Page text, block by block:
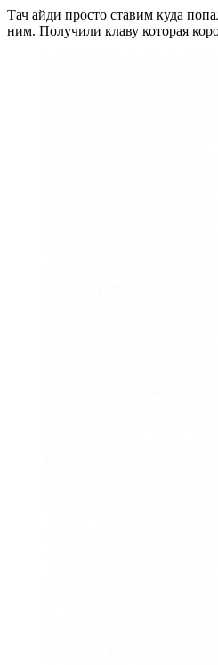
Тач айди просто ставим куда
ним. Получили клаву которая